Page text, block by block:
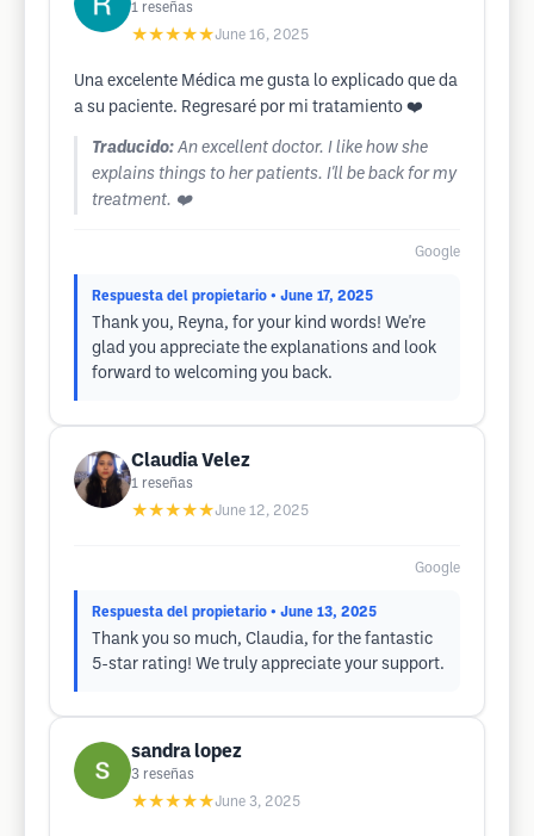
1 reseñas
★★★★★June 16, 2025
Una excelente Médica me gusta lo explicado que da
a su paciente. Regresaré por mi tratamiento ❤️
Traducido: An excellent doctor. I like how she
explains things to her patients. I'll be back for my
treatment. ❤️
Google
Respuesta del propietario • June 17, 2025
Thank you, Reyna, for your kind words! We're
glad you appreciate the explanations and look
forward to welcoming you back.
Claudia Velez
1 reseñas
★★★★★June 12, 2025
Google
Respuesta del propietario • June 13, 2025
Thank you so much, Claudia, for the fantastic
5-star rating! We truly appreciate your support.
sandra lopez
3 reseñas
★★★★★June 3, 2025